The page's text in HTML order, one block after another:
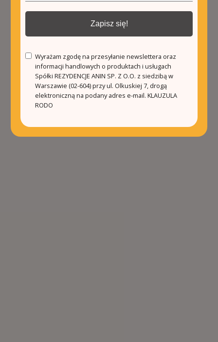
Zapisz się!
Wyrażam zgodę na przesyłanie newslettera oraz
informacji handlowych o produktach i usługach
Spółki REZYDENCJE ANIN SP. Z O.O. z siedzibą w
Warszawie (02-604) przy ul. Olkuskiej 7, drogą
elektroniczną na podany adres e-mail.KLAUZULA
RODO